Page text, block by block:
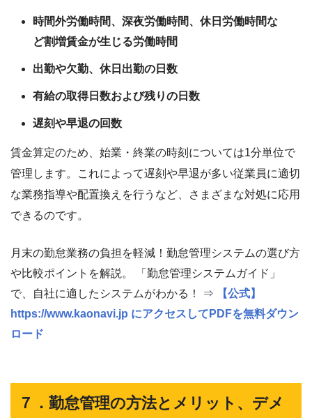
時間外労働時間、深夜労働時間、休日労働時間な
ど割増賃金が生じる労働時間
出勤や欠勤、休日出勤の日数
有給の取得日数および残りの日数
遅刻や早退の回数
賃金算定のため、始業・終業の時刻については1分単位で
管理します。これによって遅刻や早退が多い従業員に適切
な業務指導や配置換えを行うなど、さまざまな対処に応用
できるのです。
月末の勤怠業務の負担を軽減！勤怠管理システムの選び方
や比較ポイントを解説。 「勤怠管理システムガイド」
で、自社に適したシステムがわかる！ ⇒
【公式】
https://www.kaonavi.jp にアクセスしてPDFを無料ダウン
ロード
７．勤怠管理の方法とメリット、デメ